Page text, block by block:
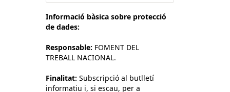
Informació bàsica sobre protecció
de dades:
Responsable: FOMENT DEL
TREBALL NACIONAL.
Finalitat: Subscripció al butlletí
informatiu i, si escau, per a